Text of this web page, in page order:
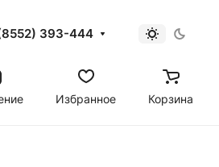
393-444
Избранное Корзина